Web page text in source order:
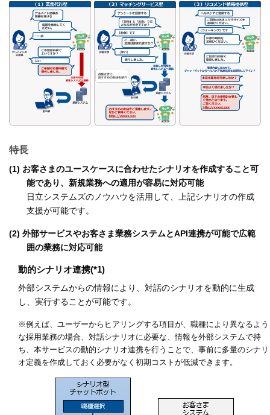
特長
(1) お客さまのユースケースに合わせたシナリオを作成すること可
能であり、新規業務への適用が容易に対応可能
日立システムズのノウハウを活用して、上記シナリオの作成
支援が可能です。
(2) 外部サービスやお客さま業務システムとAPI連携が可能で広範
囲の業務に対応可能
動的シナリオ連携(*1)
外部システムからの情報により、対話のシナリオを動的に生成
し、実行することが可能です。
※例えば、ユーザーからヒアリングする項目が、職種により異なるよう
な採用業務の場合、対話シナリオに必要な、情報を外部システムで持
ち、本サービスの動的シナリオ連携を行うことで、事前に多量のシナリ
オ定義を作成しておく必要がなく初期コストが低減できます。